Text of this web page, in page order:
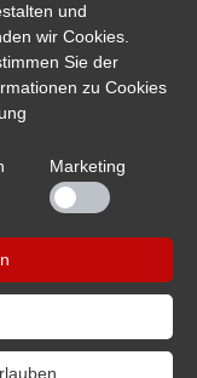
und
wir Cookies.
Sie der
zu Cookies
Marketing
25 kg